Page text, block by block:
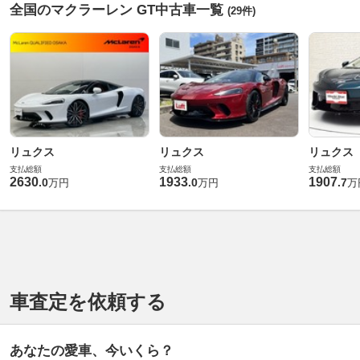
全国のマクラーレン GT中古車一覧 (29件)
リュクス
支払総額
2630.0万円
リュクス
支払総額
1933.0万円
リュクス
支払総額
1907.7万
車査定を依頼する
あなたの愛車、今いくら？